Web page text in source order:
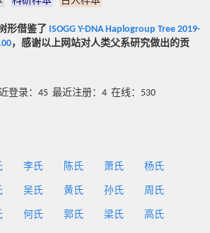
形借鉴了 ISOGG Y-DNA Haplogroup Tree 2019-
，感谢以上网站对人类父系研究做出的贡
登录：45 最近注册：4 在线：530
李氏 陈氏 萧氏 杨氏
吴氏 黄氏 孙氏 周氏
何氏 郭氏 梁氏 高氏